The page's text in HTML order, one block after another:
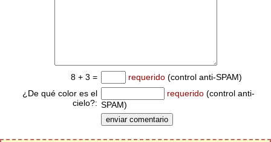
8 + 3 = requerido (control anti-SPAM)
¿De qué color es el
cielo?:
requerido (control anti-
SPAM)